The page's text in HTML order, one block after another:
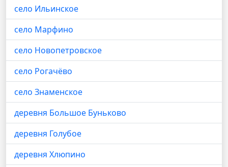
село Ильинское
село Марфино
село Новопетровское
село Рогачёво
село Знаменское
деревня Большое Буньково
деревня Голубое
деревня Хлюпино